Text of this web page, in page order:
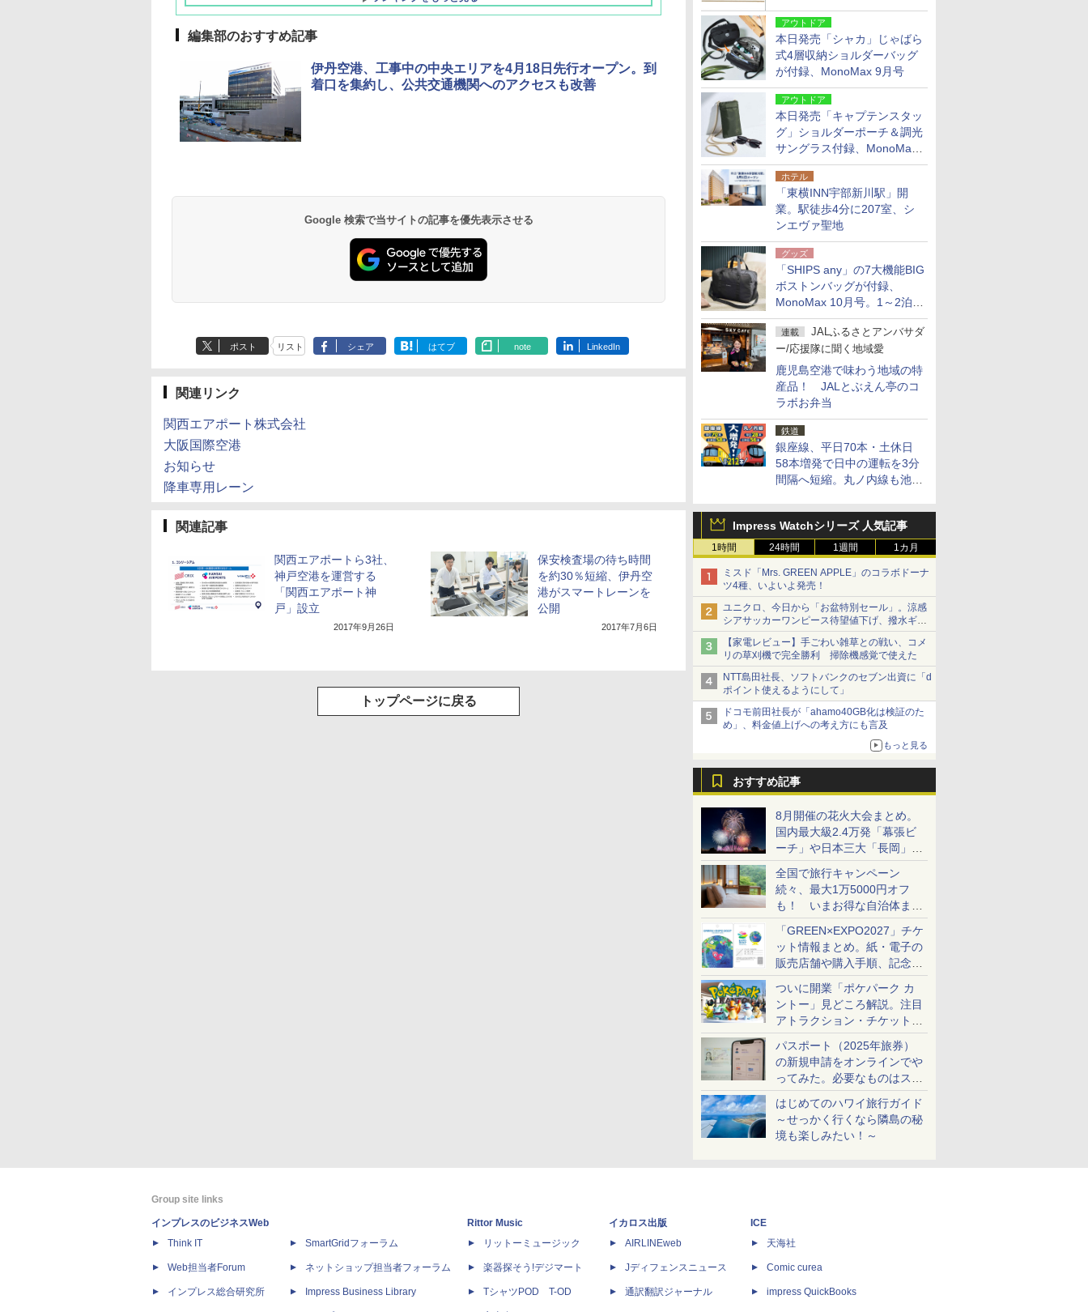
アウトドア
本日発売「シャカ」じゃばら
式4層収納ショルダーバッグ
が付録、MonoMax 9月号
アウトドア
本日発売「キャプテンスタッ
グ」ショルダーポーチ＆調光
サングラス付録、MonoMax
9月号増刊
ホテル
「東横INN宇部新川駅」開
業。駅徒歩4分に207室、シ
ンエヴァ聖地
グッズ
「SHIPS any」の7大機能BIG
ボストンバッグが付録、
MonoMax 10月号。1～2泊の
荷物、キャリーオンも可能
連載
JALふるさとアンバサダ
ー/応援隊に聞く地域愛
鹿児島空港で味わう地域の特
産品！ JALとぶえん亭のコ
ラボお弁当
鉄道
銀座線、平日70本・土休日
58本増発で日中の運転を3分
間隔へ短縮。丸ノ内線も池袋
Impress Watchシリーズ 人気記事
1時間 24時間 1週間 1カ月
ミスド「Mrs. GREEN APPLE」のコラボドーナ
ツ4種、いよいよ発売！
ユニクロ、今日から「お盆特別セール」。涼感
シアサッカーワンピース待望値下げ、撥水ギア
ショーツは1990円に
【家電レビュー】手ごわい雑草との戦い、コメ
リの草刈機で完全勝利 掃除機感覚で使えた
NTT島田社長、ソフトバンクのセブン出資に「d
ポイント使えるようにして」
ドコモ前田社長が「ahamo40GB化は検証のた
め」、料金値上げへの考え方にも言及
もっと見る
おすすめ記事
8月開催の花火大会まとめ。
国内最大級2.4万発「幕張ビ
ーチ」や日本三大「長岡」な
ど大型イベント目白押し！
全国で旅行キャンペーン
続々、最大1万5000円オフ
も！ いまお得な自治体まと
め
「GREEN×EXPO2027」チケ
ット情報まとめ。紙・電子の
販売店舗や購入手順、記念チ
ケットも解説
ついに開業「ポケパーク カ
ントー」見どころ解説。注目
アトラクション・チケット手
配・来場前に必要な準備は？
パスポート（2025年旅券）
の新規申請をオンラインでや
ってみた。必要なものはスマ
ホとマイナカードのみ
はじめてのハワイ旅行ガイド
～せっかく行くなら隣島の秘
境も楽しみたい！～
10,450円～
19,541円～
7,950円～
5,758円～
編集部のおすすめ記事
伊丹空港、工事中の中央エリアを4月18日先行オープン。到
着口を集約し、公共交通機関へのアクセスも改善
Google 検索で当サイトの記事を優先表示させる
ポスト リスト シェア はてブ note LinkedIn
関連リンク
関西エアポート株式会社
大阪国際空港
お知らせ
降車専用レーン
関連記事
関西エアポートら3社、
神戸空港を運営する
「関西エアポート神
戸」設立
2017年9月26日
保安検査場の待ち時間
を約30％短縮、伊丹空
港がスマートレーンを
公開
2017年7月6日
トップページに戻る
Group site links
インプレスのビジネスWeb
Think IT
Web担当者Forum
インプレス総合研究所
SmartGridフォーラム
ネットショップ担当者フォーラム
Impress Business Library
Rittor Music
リットーミュージック
楽器探そう!デジマート
TシャツPOD T-OD
イカロス出版
AIRLINEweb
Jディフェンスニュース
通訳翻訳ジャーナル
ICE
天海社
Comic curea
impress QuickBooks